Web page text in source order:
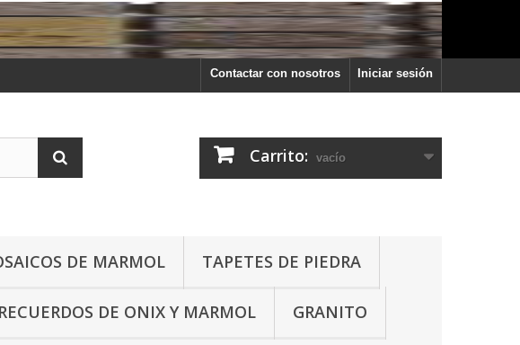
Iniciar sesión
Contactar con nosotros
Carrito: vacío
DE MARMOL TAPETES DE PIEDRA
RECUERDOS DE ONIX Y MARMOL GRANITO